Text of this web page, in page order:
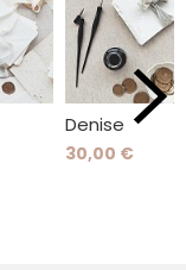
Denise
30,00 €